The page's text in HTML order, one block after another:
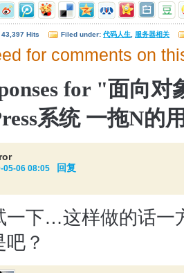
Hits Filed under: 代码人生 服务器相关
for comments on
for "面向对
系统 一拖N的
05-06 08:05 回复
一下…这样做的话一
吧？